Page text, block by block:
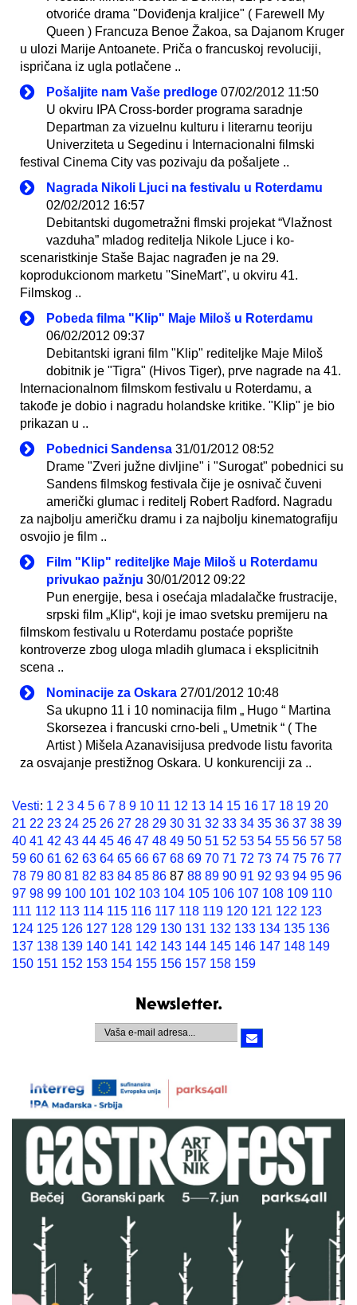
otvoriće drama "Doviđenja kraljice" ( Farewell My
Queen ) Francuza Benoe Žakoa, sa Dajanom Kruger
u ulozi Marije Antoanete. Priča o francuskoj revoluciji,
ispričana iz ugla potlačene ..
Pošaljite nam Vaše predloge 07/02/2012 11:50
U okviru IPA Cross-border programa saradnje
Departman za vizuelnu kulturu i literarnu teoriju
Univerziteta u Segedinu i Internacionalni filmski
festival Cinema City vas pozivaju da pošaljete ..
Nagrada Nikoli Ljuci na festivalu u Roterdamu
02/02/2012 16:57
Debitantski dugometražni flmski projekat “Vlažnost
vazduha” mladog reditelja Nikole Ljuce i ko-
scenaristkinje Staše Bajac nagrađen je na 29.
koprodukcionom marketu ''SineMart'', u okviru 41.
Filmskog ..
Pobeda filma "Klip" Maje Miloš u Roterdamu
06/02/2012 09:37
Debitantski igrani film "Klip" rediteljke Maje Miloš
dobitnik je "Tigra" (Hivos Tiger), prve nagrade na 41.
Internacionalnom filmskom festivalu u Roterdamu, a
takođe je dobio i nagradu holandske kritike. "Klip" je bio
prikazan u ..
Pobednici Sandensa 31/01/2012 08:52
Drame "Zveri južne divljine" i "Surogat" pobednici su
Sandens filmskog festivala čije je osnivač čuveni
američki glumac i reditelj Robert Radford. Nagradu
za najbolju američku dramu i za najbolju kinematografiju
osvojio je film ..
Film "Klip" rediteljke Maje Miloš u Roterdamu
privukao pažnju 30/01/2012 09:22
Pun energije, besa i osećaja mladalačke frustracije,
srpski film „Klip“, koji je imao svetsku premijeru na
filmskom festivalu u Roterdamu postaće poprište
kontroverze zbog uloga mladih glumaca i eksplicitnih
scena ..
Nominacije za Oskara 27/01/2012 10:48
Sa ukupno 11 i 10 nominacija film „ Hugo “ Martina
Skorsezea i francuski crno-beli „ Umetnik “ ( The
Artist ) Mišela Azanavisijusa predvode listu favorita
za osvajanje prestižnog Oskara. U konkurenciji za ..
Vesti: 1 2 3 4 5 6 7 8 9 10 11 12 13 14 15 16 17 18 19 20
21 22 23 24 25 26 27 28 29 30 31 32 33 34 35 36 37 38 39
40 41 42 43 44 45 46 47 48 49 50 51 52 53 54 55 56 57 58
59 60 61 62 63 64 65 66 67 68 69 70 71 72 73 74 75 76 77
78 79 80 81 82 83 84 85 86 87 88 89 90 91 92 93 94 95 96
97 98 99 100 101 102 103 104 105 106 107 108 109 110
111 112 113 114 115 116 117 118 119 120 121 122 123
124 125 126 127 128 129 130 131 132 133 134 135 136
137 138 139 140 141 142 143 144 145 146 147 148 149
150 151 152 153 154 155 156 157 158 159
Newsletter.